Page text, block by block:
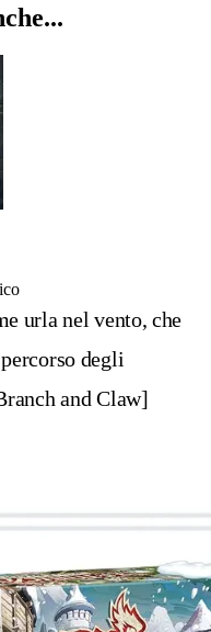
urla nel vento, che
degli
and Claw]